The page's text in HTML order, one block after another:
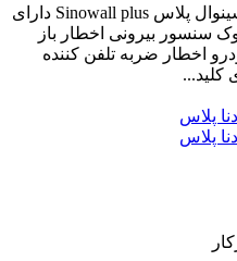
ردیاب ماهواره ای پژو 301 ردیاب سینوال پلاس Sinowall plus دارای
سنسور بیرونی اخطار باز
اخطار ضربه تلفن کننده
کلید...